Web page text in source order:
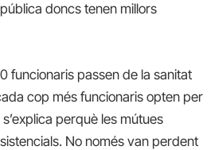
doncs tenen millors
funcionaris passen de la sanitat
cop més funcionaris opten per
perquè les mútues
No només van perdent